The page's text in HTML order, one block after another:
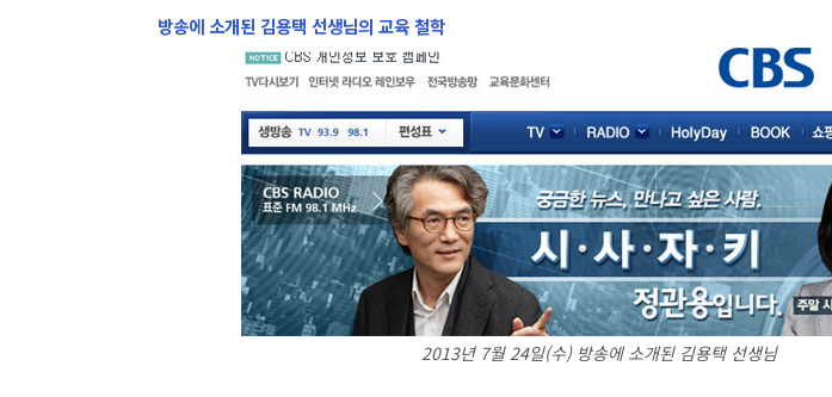
방송에 소개된 김용택 선생님의 교육 철학
2013년 7월 24일(수) 방송에 소개된 김용택 선생님